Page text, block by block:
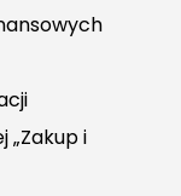
„Zakup i